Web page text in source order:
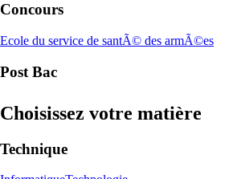
Concours
Ecole du service de santÃ© des armÃ©es
Post Bac
Choisissez votre matière
Technique